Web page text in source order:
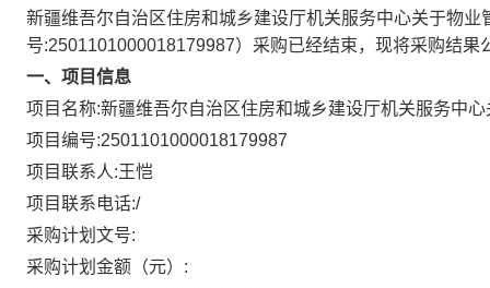
新疆维吾尔自治区住房和城乡建设厅机关服务中心关于物业
号:2501101000018179987）采购已经结束，现将采购结果
一、项目信息
项目名称:新疆维吾尔自治区住房和城乡建设厅机关服务中
项目编号:2501101000018179987
项目联系人:王恺
项目联系电话:/
采购计划文号:
采购计划金额（元）: